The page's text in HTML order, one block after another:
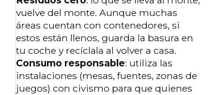
vuelve del monte. Aunque muchas
áreas cuentan con contenedores, si
estos están llenos, guarda la basura en
tu coche y recíclala al volver a casa.
Consumo responsable: utiliza las
instalaciones (mesas, fuentes, zonas de
juegos) con civismo para que quienes